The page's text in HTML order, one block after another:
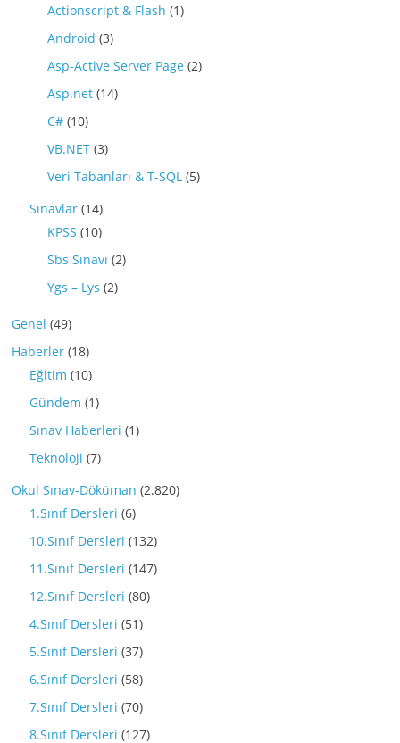
Actionscript & Flash (1)
Android (3)
Asp-Active Server Page (2)
Asp.net (14)
C# (10)
VB.NET (3)
Veri Tabanları & T-SQL (5)
Sınavlar (14)
KPSS (10)
Sbs Sınavı (2)
Ygs – Lys (2)
Genel (49)
Haberler (18)
Eğitim (10)
Gündem (1)
Sınav Haberleri (1)
Teknoloji (7)
Okul Sınav-Döküman (2.820)
1.Sınıf Dersleri (6)
10.Sınıf Dersleri (132)
11.Sınıf Dersleri (147)
12.Sınıf Dersleri (80)
4.Sınıf Dersleri (51)
5.Sınıf Dersleri (37)
6.Sınıf Dersleri (58)
7.Sınıf Dersleri (70)
8.Sınıf Dersleri (127)